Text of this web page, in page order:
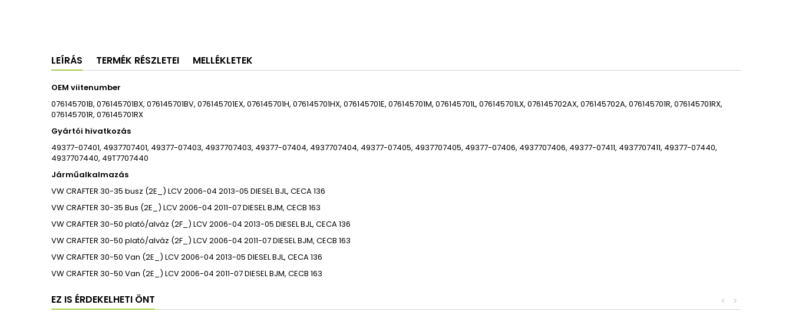
LEÍRÁS TERMÉK RÉSZLETEI MELLÉKLETEK
OEM viitenumber
076145701B, 076145701BX, 076145701BV, 076145701EX, 076145701H, 076145701HX, 076145701E, 076145701M, 076145701L, 076145701LX, 076145702AX, 076145702A, 076145701R, 076145701RX,
076145701R, 076145701RX
Gyártói hivatkozás
49377-07401, 4937707401, 49377-07403, 4937707403, 49377-07404, 4937707404, 49377-07405, 4937707405, 49377-07406, 4937707406, 49377-07411, 4937707411, 49377-07440,
4937707440, 49T7707440
Járműalkalmazás
VWCRAFTER 30-35 busz (2E_) LCV2006-04 2013-05 DIESELBJL, CECA136
VWCRAFTER 30-35 Bus (2E_) LCV2006-04 2011-07DIESELBJM, CECB 163
VWCRAFTER 30-50 plató/alváz (2F_) LCV2006-04 2013-05 DIESELBJL, CECA136
VWCRAFTER 30-50 plató/alváz (2F_) LCV2006-04 2011-07DIESELBJM, CECB 163
VWCRAFTER 30-50 Van (2E_) LCV2006-04 2013-05 DIESELBJL, CECA136
VWCRAFTER 30-50 Van (2E_) LCV2006-04 2011-07DIESELBJM, CECB 163
EZ IS ÉRDEKELHETI ÖNT >
<